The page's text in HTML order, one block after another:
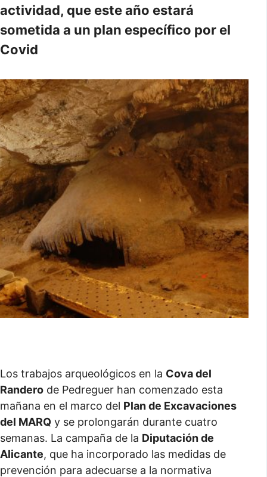
actividad, que este año estará
sometida a un plan específico por el
Covid
Los trabajos arqueológicos en la Cova del
Randero de Pedreguer han comenzado esta
mañana en el marco del Plan de Excavaciones
del MARQ y se prolongarán durante cuatro
semanas. La campaña de la Diputación de
Alicante, que ha incorporado las medidas de
prevención para adecuarse a la normativa